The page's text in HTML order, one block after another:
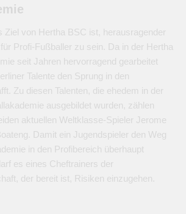
Ziel von Hertha BSC ist, herausragender
Profi-Fußballer zu sein. Da in der Hertha
seit Jahren hervorragend gearbeitet
Talente den Sprung in den
Zu diesen Talenten, die ehedem in der
ausgebildet wurden, zählen
aktuellen Weltklasse-Spieler Jerome
Damit ein Jugendspieler den Weg
in den Profibereich überhaupt
es eines Cheftrainers der
der bereit ist, Risiken einzugehen.